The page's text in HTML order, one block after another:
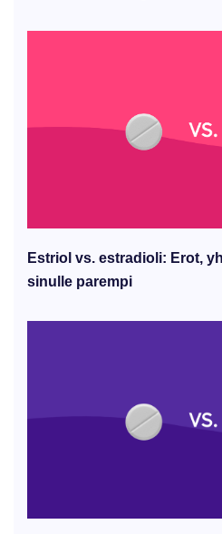
Estriol vs. estradioli: Erot,
sinulle parempi